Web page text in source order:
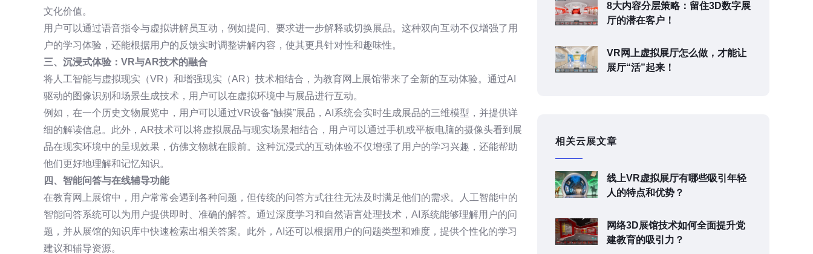
文化价值。
用户可以通过语音指令与虚拟讲解员互动，例如提问、要求进一步解释或切换展品。这种双向互动不仅增强了用
户的学习体验，还能根据用户的反馈实时调整讲解内容，使其更具针对性和趣味性。
三、沉浸式体验：VR与AR技术的融合
将人工智能与虚拟现实（VR）和增强现实（AR）技术相结合，为教育网上展馆带来了全新的互动体验。通过AI
驱动的图像识别和场景生成技术，用户可以在虚拟环境中与展品进行互动。
例如，在一个历史文物展览中，用户可以通过VR设备“触摸”展品，AI系统会实时生成展品的三维模型，并提供详
细的解读信息。此外，AR技术可以将虚拟展品与现实场景相结合，用户可以通过手机或平板电脑的摄像头看到展
品在现实环境中的呈现效果，仿佛文物就在眼前。这种沉浸式的互动体验不仅增强了用户的学习兴趣，还能帮助
他们更好地理解和记忆知识。
四、智能问答与在线辅导功能
在教育网上展馆中，用户常常会遇到各种问题，但传统的问答方式往往无法及时满足他们的需求。人工智能中的
智能问答系统可以为用户提供即时、准确的解答。通过深度学习和自然语言处理技术，AI系统能够理解用户的问
题，并从展馆的知识库中快速检索出相关答案。此外，AI还可以根据用户的问题类型和难度，提供个性化的学习
建议和辅导资源。
8大内容分层策略：留住3D数字展
厅的潜在客户！
VR网上虚拟展厅怎么做，才能让
展厅“活”起来！
相关云展文章
线上VR虚拟展厅有哪些吸引年轻
人的特点和优势？
网络3D展馆技术如何全面提升党
建教育的吸引力？